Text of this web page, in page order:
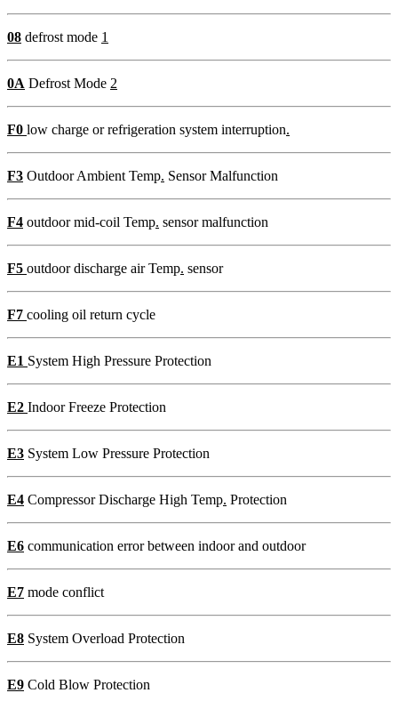
08 defrost mode 1
0A Defrost Mode 2
F0 low charge or refrigeration system interruption.
F3 Outdoor Ambient Temp. Sensor Malfunction
F4 outdoor mid-coil Temp. sensor malfunction
F5 outdoor discharge air Temp. sensor
F7 cooling oil return cycle
E1 System High Pressure Protection
E2 Indoor Freeze Protection
E3 System Low Pressure Protection
E4 Compressor Discharge High Temp. Protection
E6 communication error between indoor and outdoor
E7 mode conflict
E8 System Overload Protection
E9 Cold Blow Protection